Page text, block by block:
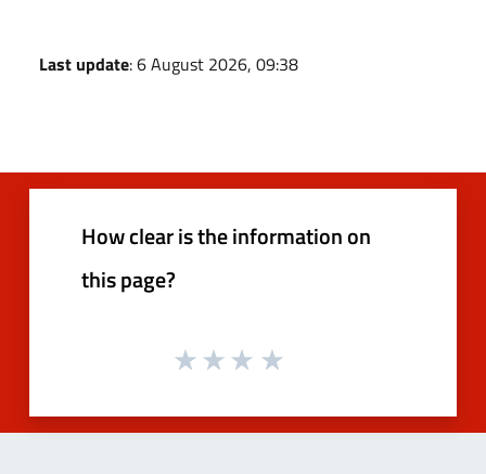
Last update: 6 August 2026, 09:38
How clear is the information on
this page?